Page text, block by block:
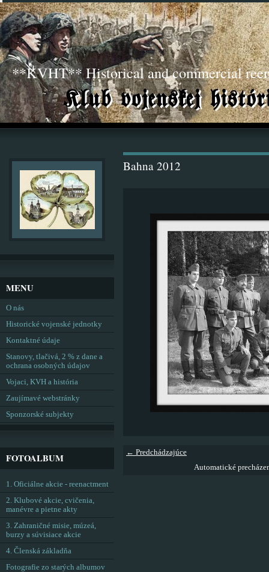
**KVHT** Historical and commercial
Bahna 2012
← Predchádzajúce
Automatické
MENU
O nás
Historické vojenské jednotky
Kontaktné údaje
Stanovy, tlačivá, 2 % z dane a
ochrana osobných údajov
Vojaci, KVH a história
Zaujímavé webstránky
Sponzorské subjekty
FOTOALBUM
1. Oficiálne akcie - reenactment
2. Klubové akcie, cvičenia,
manévre a pietne akty
3. Zahraničné misie, múzeá,
burzy a súvisiace akcie
4. Členská základňa
Fotografie zo starých albumov